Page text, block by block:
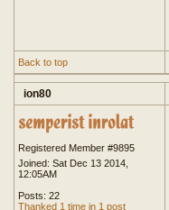
Back to top
ion80
Registered Member #9895
Joined: Sat Dec 13 2014,
12:05AM
Posts: 22
Thanked 1 time in 1 post